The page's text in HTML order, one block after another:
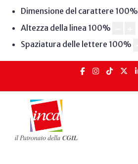
Dimensione del carattere 100%
Altezza della linea 100%
Spaziatura delle lettere 100%